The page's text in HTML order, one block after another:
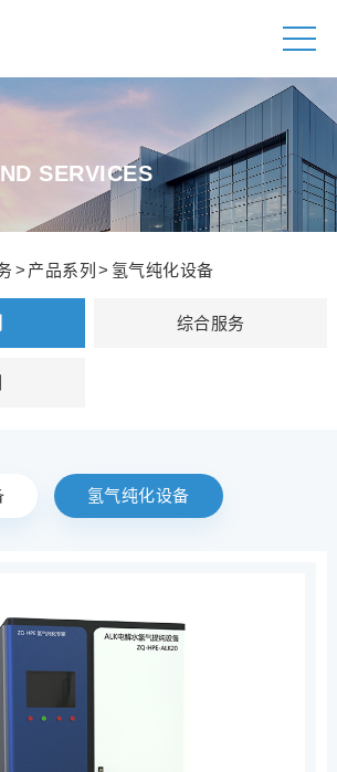
SERVICES
> 产品系列 > 氢气纯化设备
综合服务
氢气纯化设备